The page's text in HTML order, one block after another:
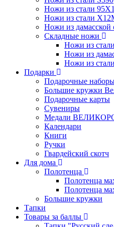
Ножи из стали
Ножи из стали
Ножи из дамасской
Складные ножи
Ножи из
Ножи из
Ножи из
Подарки
Подарочные
Большие кружки
Подарочные карты
Сувениры
Медали
Календари
Книги
Ручки
Гвардейский скотч
Для дома
Полотенца
Полотенца
Полотенца
Большие кружки
Тапки
Товары за баллы